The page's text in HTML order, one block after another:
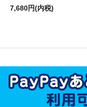
7,680円(内税)